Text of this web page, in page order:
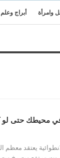
وامرأة أبراج وعلم
محيطك حتى لو
يعتقد